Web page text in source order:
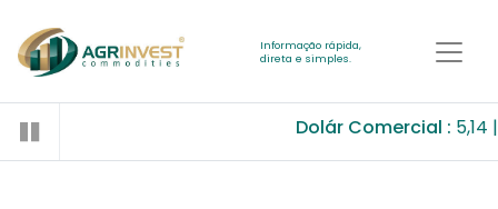
Informação rápida,
direta e simples.
Dolár Comercial : 5,14